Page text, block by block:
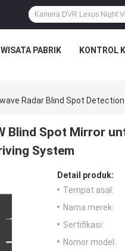
WISATA PABRIK KONTROL
Radar Blind Spot
Blind Spot Mirror
System
Detail produk:
Tempat asal:
Nama merek:
Sertifikasi:
Nomor model: